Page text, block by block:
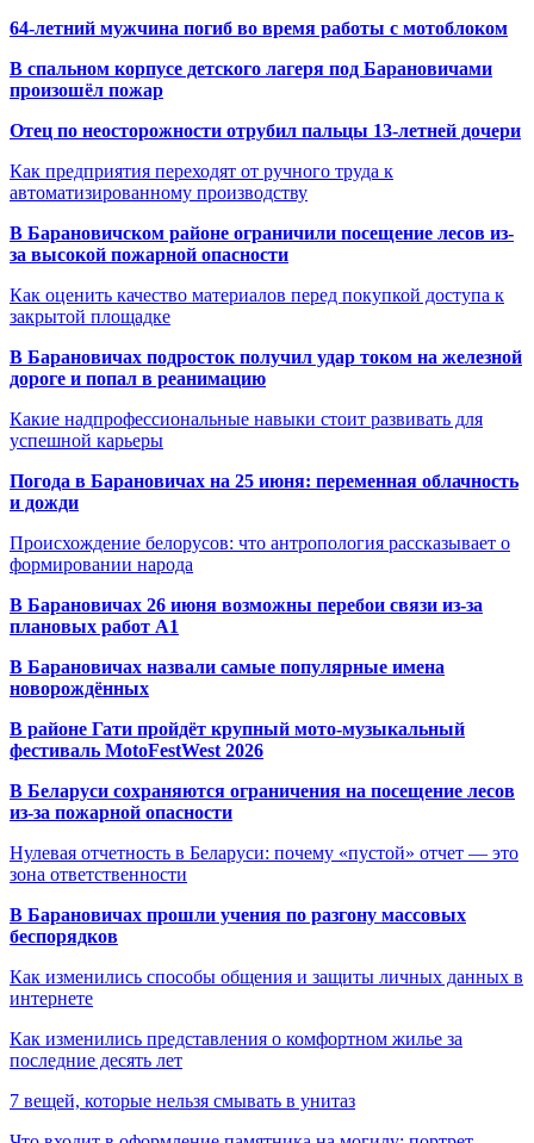
64-летний мужчина погиб во время работы с мотоблоком
В спальном корпусе детского лагеря под Барановичами
произошёл пожар
Отец по неосторожности отрубил пальцы 13-летней дочери
Как предприятия переходят от ручного труда к
автоматизированному производству
В Барановичском районе ограничили посещение лесов из-
за высокой пожарной опасности
Как оценить качество материалов перед покупкой доступа к
закрытой площадке
В Барановичах подросток получил удар током на железной
дороге и попал в реанимацию
Какие надпрофессиональные навыки стоит развивать для
успешной карьеры
Погода в Барановичах на 25 июня: переменная облачность
и дожди
Происхождение белорусов: что антропология рассказывает о
формировании народа
В Барановичах 26 июня возможны перебои связи из-за
плановых работ A1
В Барановичах назвали самые популярные имена
новорождённых
В районе Гати пройдёт крупный мото-музыкальный
фестиваль MotoFestWest 2026
В Беларуси сохраняются ограничения на посещение лесов
из-за пожарной опасности
Нулевая отчетность в Беларуси: почему «пустой» отчет — это
зона ответственности
В Барановичах прошли учения по разгону массовых
беспорядков
Как изменились способы общения и защиты личных данных в
интернете
Как изменились представления о комфортном жилье за
последние десять лет
7 вещей, которые нельзя смывать в унитаз